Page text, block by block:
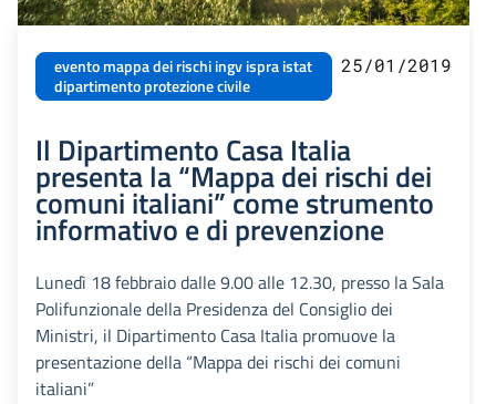
evento mappa dei rischi ingv ispra istat
dipartimento protezione civile
25/01/2019
Il Dipartimento Casa Italia
presenta la “Mappa dei rischi dei
comuni italiani” come strumento
informativo e di prevenzione
Lunedì 18 febbraio dalle 9.00 alle 12.30, presso la Sala
Polifunzionale della Presidenza del Consiglio dei
Ministri, il Dipartimento Casa Italia promuove la
presentazione della “Mappa dei rischi dei comuni
italiani”